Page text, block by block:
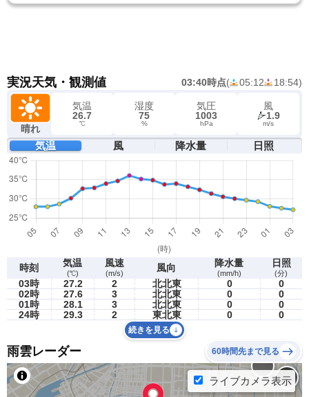
実況天気・観測値 03:40時点( 05:12 18:54)
晴れ
気温
26.7
℃
湿度
75
%
気圧
1003
hPa
風
1.9
m/s
気温 風 降水量 日照
時刻 気温
(℃)
風速
(m/s) 風向 降水量
(mm/h)
日照
(分)
03時 27.2 2 北北東 0
0
02時
27.6 3 北北東 0
0
01時
28.1 3 北北東 0
0
24時
29.3 2 東北東 0 0
続きを見る
雨雲レーダー 60時間先まで見る